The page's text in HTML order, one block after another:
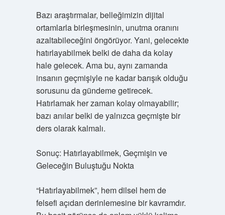
Bazı araştırmalar, belleğimizin dijital
ortamlarla birleşmesinin, unutma oranını
azaltabileceğini öngörüyor. Yani, gelecekte
hatırlayabilmek belki de daha da kolay
hale gelecek. Ama bu, aynı zamanda
insanın geçmişiyle ne kadar barışık olduğu
sorusunu da gündeme getirecek.
Hatırlamak her zaman kolay olmayabilir;
bazı anılar belki de yalnızca geçmişte bir
ders olarak kalmalı.
Sonuç: Hatırlayabilmek, Geçmişin ve
Geleceğin Buluştuğu Nokta
“Hatırlayabilmek”, hem dilsel hem de
felsefi açıdan derinlemesine bir kavramdır.